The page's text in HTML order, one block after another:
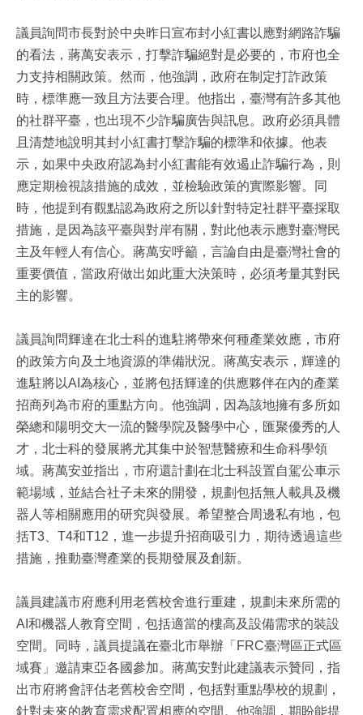
議員詢問市長對於中央昨日宣布封小紅書以應對網路詐騙
的看法，蔣萬安表示，打擊詐騙絕對是必要的，市府也全
力支持相關政策。然而，他強調，政府在制定打詐政策
時，標準應一致且方法要合理。他指出，臺灣有許多其他
的社群平臺，也出現不少詐騙廣告與訊息。政府必須具體
且清楚地說明其封小紅書打擊詐騙的標準和依據。他表
示，如果中央政府認為封小紅書能有效遏止詐騙行為，則
應定期檢視該措施的成效，並檢驗政策的實際影響。同
時，他提到有觀點認為政府之所以針對特定社群平臺採取
措施，是因為該平臺與對岸有關，對此他表示應對臺灣民
主及年輕人有信心。蔣萬安呼籲，言論自由是臺灣社會的
重要價值，當政府做出如此重大決策時，必須考量其對民
主的影響。
議員詢問輝達在北士科的進駐將帶來何種產業效應，市府
的政策方向及土地資源的準備狀況。蔣萬安表示，輝達的
進駐將以AI為核心，並將包括輝達的供應夥伴在內的產業
招商列為市府的重點方向。他強調，因為該地擁有多所如
榮總和陽明交大一流的醫學院及醫學中心，匯聚優秀的人
才，北士科的發展將尤其集中於智慧醫療和生命科學領
域。蔣萬安並指出，市府還計劃在北士科設置自駕公車示
範場域，並結合社子未來的開發，規劃包括無人載具及機
器人等相關應用的研究與發展。希望整合周邊私有地，包
括T3、T4和T12，進一步提升招商吸引力，期待透過這些
措施，推動臺灣產業的長期發展及創新。
議員建議市府應利用老舊校舍進行重建，規劃未來所需的
AI和機器人教育空間，包括適當的樓高及設備需求的裝設
空間。同時，議員提議在臺北市舉辦「FRC臺灣區正式區
域賽」邀請東亞各國參加。蔣萬安對此建議表示贊同，指
出市府將會評估老舊校舍空間，包括對重點學校的規劃，
針對未來的教育需求配置相應的空間。他強調，期盼能提